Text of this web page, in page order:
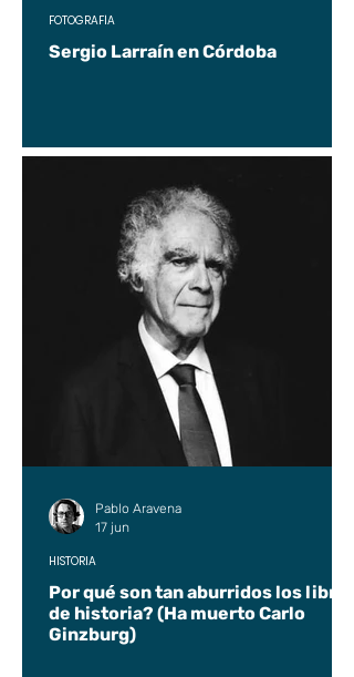
Sergio Larraín en Córdoba
FOTOGRAFÍA
Por qué son tan aburridos los libros
de historia? (Ha muerto Carlo
Ginzburg)
HISTORIA
Pablo Aravena
17 jun